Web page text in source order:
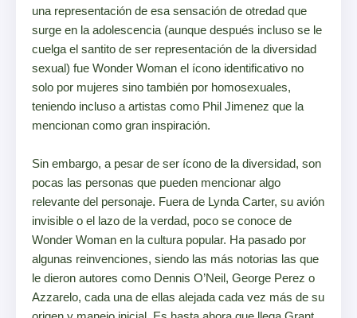
una representación de esa sensación de otredad que
surge en la adolescencia (aunque después incluso se le
cuelga el santito de ser representación de la diversidad
sexual) fue Wonder Woman el ícono identificativo no
solo por mujeres sino también por homosexuales,
teniendo incluso a artistas como Phil Jimenez que la
mencionan como gran inspiración.
Sin embargo, a pesar de ser ícono de la diversidad, son
pocas las personas que pueden mencionar algo
relevante del personaje. Fuera de Lynda Carter, su avión
invisible o el lazo de la verdad, poco se conoce de
Wonder Woman en la cultura popular. Ha pasado por
algunas reinvenciones, siendo las más notorias las que
le dieron autores como Dennis O’Neil, George Perez o
Azzarelo, cada una de ellas alejada cada vez más de su